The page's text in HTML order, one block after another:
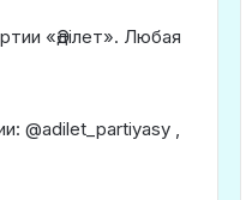
«Әділет». Любая
@adilet_partiyasy ,